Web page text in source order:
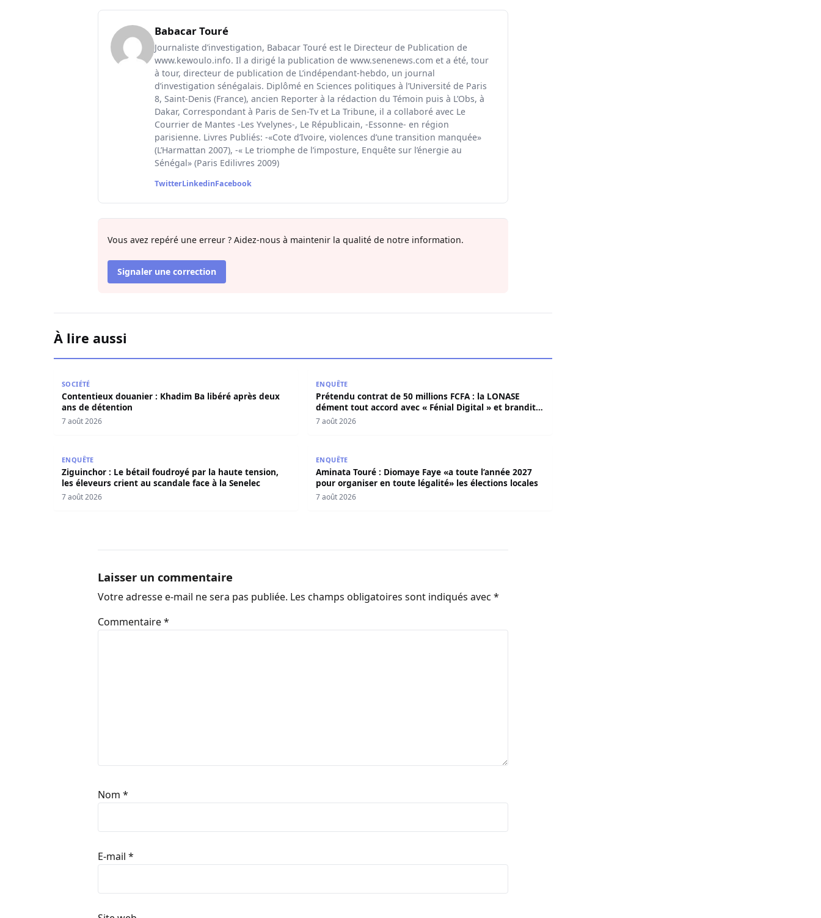
Babacar Touré
Journaliste d’investigation, Babacar Touré est le Directeur de Publication de
www.kewoulo.info. Il a dirigé la publication de www.senenews.com et a été, tour
à tour, directeur de publication de L’indépendant-hebdo, un journal
d’investigation sénégalais. Diplômé en Sciences politiques à l’Université de Paris
8, Saint-Denis (France), ancien Reporter à la rédaction du Témoin puis à L’Obs, à
Dakar, Correspondant à Paris de Sen-Tv et La Tribune, il a collaboré avec Le
Courrier de Mantes -Les Yvelynes-, Le Républicain, -Essonne- en région
parisienne. Livres Publiés: -«Cote d’Ivoire, violences d’une transition manquée»
(L’Harmattan 2007), -« Le triomphe de l’imposture, Enquête sur l’énergie au
Sénégal» (Paris Edilivres 2009)
TwitterLinkedinFacebook
Vous avez repéré une erreur ? Aidez-nous à maintenir la qualité de notre information.
Signaler une correction
À lire aussi
SOCIÉTÉ
Contentieux douanier : Khadim Ba libéré après deux
ans de détention
7 août 2026
ENQUÊTE
Prétendu contrat de 50 millions FCFA : la LONASE
dément tout accord avec « Fénial Digital » et brandit
la menace de poursuites
7 août 2026
ENQUÊTE
Ziguinchor : Le bétail foudroyé par la haute tension,
les éleveurs crient au scandale face à la Senelec
7 août 2026
ENQUÊTE
Aminata Touré : Diomaye Faye «a toute l’année 2027
pour organiser en toute légalité» les élections locales
7 août 2026
Laisser un commentaire
Votre adresse e-mail ne sera pas publiée. Les champs obligatoires sont indiqués avec *
Commentaire*
Nom *
E-mail *